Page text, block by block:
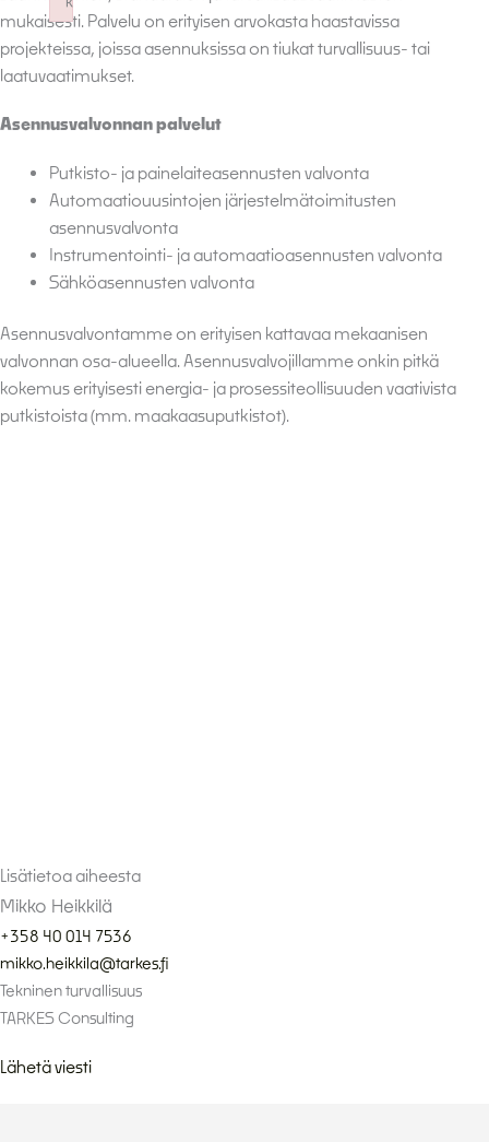
mukaisesti. Palvelu on erityisen arvokasta haastavissa
projekteissa, joissa asennuksissa on tiukat turvallisuus- tai
laatuvaatimukset.
Asennusvalvonnan palvelut
Putkisto- ja painelaiteasennusten valvonta
Automaatiouusintojen järjestelmätoimitusten
asennusvalvonta
Instrumentointi- ja automaatioasennusten valvonta
Sähköasennusten valvonta
Asennusvalvontamme on erityisen kattavaa mekaanisen
valvonnan osa-alueella. Asennusvalvojillamme onkin pitkä
kokemus erityisesti energia- ja prosessiteollisuuden vaativista
putkistoista (mm. maakaasuputkistot).
Lisätietoa aiheesta
Mikko Heikkilä
+358 40 014 7536
mikko.heikkila@tarkes.fi
Tekninen turvallisuus
TARKES Consulting
Lähetä viesti
Failed to initialize plugin: wplink